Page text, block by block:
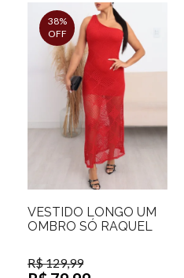
38%
OFF
VESTIDO LONGO UM
OMBRO SÓ RAQUEL
R$ 129,99